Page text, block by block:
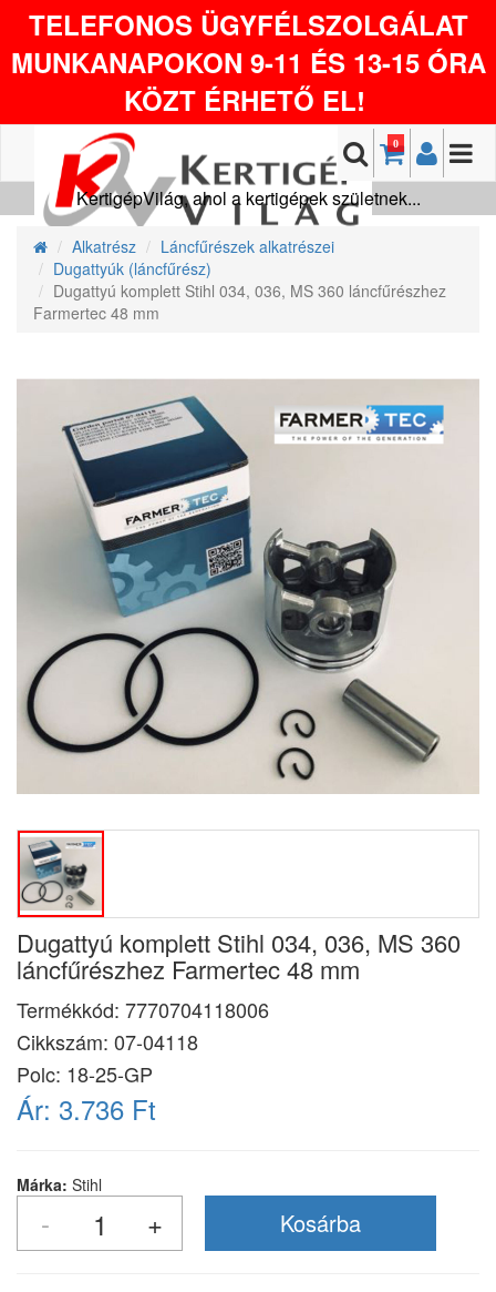
TELEFONOS ÜGYFÉLSZOLGÁLAT
MUNKANAPOKON 9-11 ÉS 13-15 ÓRA
KÖZT ÉRHETŐ EL!
0
KertigépVilág, ahol a kertigépek születnek...
Alkatrész
Láncfűrészek alkatrészei
Dugattyúk (láncfűrész)
Dugattyú komplett Stihl 034, 036, MS 360 láncfűrészhez
Farmertec 48 mm
Dugattyú komplett Stihl 034, 036, MS 360
láncfűrészhez Farmertec 48 mm
Termékkód: 7770704118006
Cikkszám: 07-04118
Polc: 18-25-GP
Ár: 3.736 Ft
Márka: Stihl